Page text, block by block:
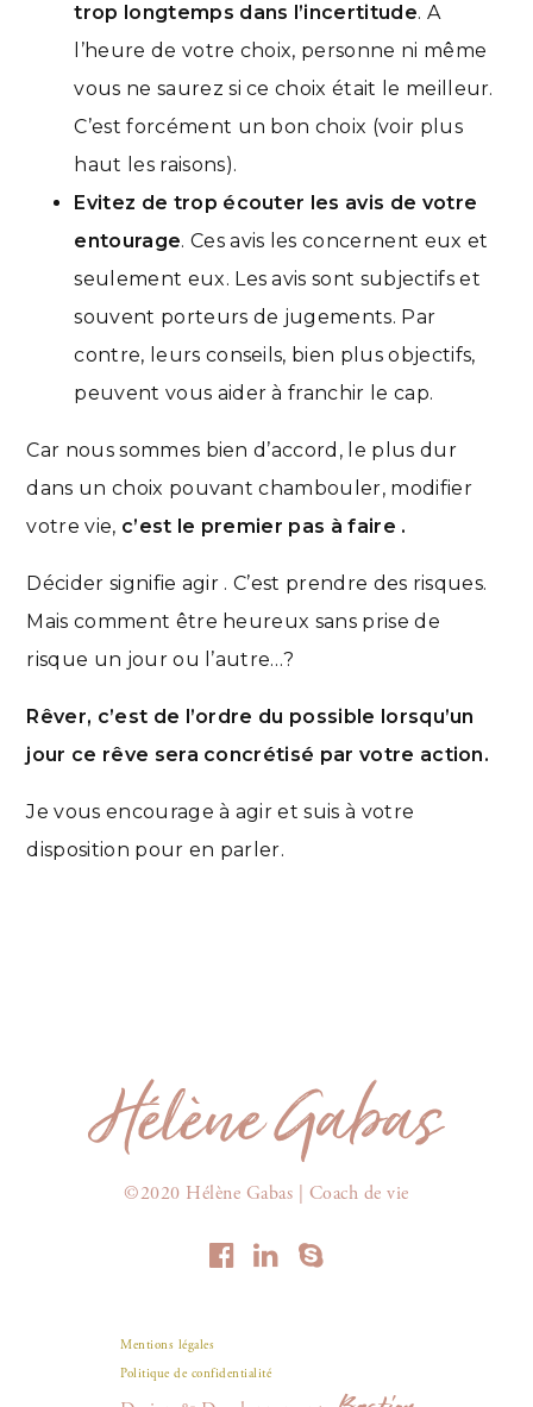
trop longtemps dans l’incertitude. A
l’heure de votre choix, personne ni même
vous ne saurez si ce choix était le meilleur.
C’est forcément un bon choix (voir plus
haut les raisons).
Evitez de trop écouter les avis de votre
entourage. Ces avis les concernent eux et
seulement eux. Les avis sont subjectifs et
souvent porteurs de jugements. Par
contre, leurs conseils, bien plus objectifs,
peuvent vous aider à franchir le cap.
Car nous sommes bien d’accord, le plus dur
dans un choix pouvant chambouler, modifier
votre vie, c’est le premier pas à faire .
Décider signifie agir . C’est prendre des risques.
Mais comment être heureux sans prise de
risque un jour ou l’autre…?
Rêver, c’est de l’ordre du possible lorsqu’un
jour ce rêve sera concrétisé par votre action.
Je vous encourage à agir et suis à votre
disposition pour en parler.
©2020 Hélène Gabas | Coach de vie
Mentions légales
Politique de confidentialité